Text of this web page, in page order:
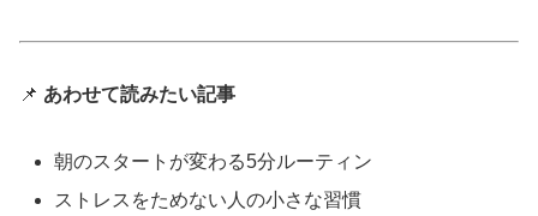
📌 あわせて読みたい記事
朝のスタートが変わる5分ルーティン
ストレスをためない人の小さな習慣